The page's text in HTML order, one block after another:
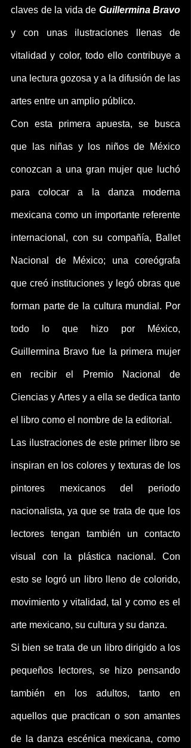
claves de la vida de Guillermina Bravo
y con unas ilustraciones llenas de
vitalidad y color, todo ello contribuye a
una lectura gozosa y a la difusión de las
artes entre un amplio público.
Con esta primera apuesta, se busca
que las niñas y los niños de México
conozcan a una gran mujer que luchó
para colocar a la danza moderna
mexicana como un importante referente
internacional, con su compañía, Ballet
Nacional de México; una coreógrafa
que creó instituciones y legó obras que
forman parte de la cultura mundial. Por
todo lo que hizo por México,
Guillermina Bravo fue la primera mujer
en recibir el Premio Nacional de
Ciencias y Artes y a ella se dedica tanto
el libro como el nombre de la editorial.
Las ilustraciones de este primer libro se
inspiran en los colores y texturas de los
pintores mexicanos del periodo
nacionalista, ya que se trata de que los
lectores tengan también un contacto
visual con la plástica nacional. Con
esto se logró un libro lleno de colorido,
movimiento y vitalidad, tal y como es el
arte mexicano, su cultura y su danza.
Si bien se trata de un libro dirigido a los
pequeños lectores, se hizo pensando
también en los adultos, tanto en
aquellos que practican o son amantes
de la danza escénica mexicana, como